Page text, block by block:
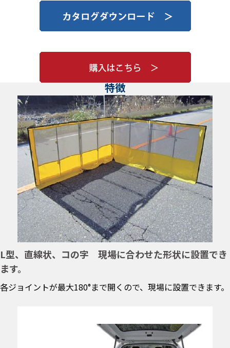
特徴
L型、直線状、コの字 現場に合わせた形状に設置でき
ます。
各ジョイントが最大180°まで開くので、現場に設置できます。